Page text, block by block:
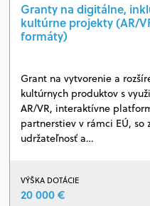
Granty na digitálne,
kultúrne projekty (AR/
formáty)
Grant na vytvorenie a
kultúrnych produktov s
AR/VR, interaktívne
partnerstiev v rámci EÚ, so
udržateľnosť a…
VÝŠKA DOTÁCIE
20 000 €